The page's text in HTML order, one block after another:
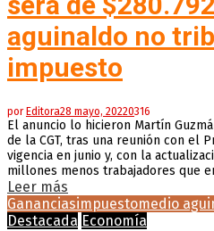
aguinaldo no
impuesto
por Editora28 mayo, 20220316
El anuncio lo hicieron Martín
de la CGT, tras una reunión con el
vigencia en junio y, con la
millones menos trabajadores que
Leer más
Gananciasimpuestomedio
Destacada Economía